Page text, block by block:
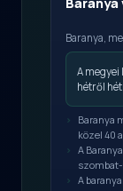
Baranya,
A megyei
hétről
Baranya
közel 40
A
A